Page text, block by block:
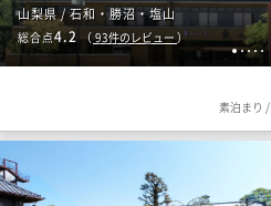
1234 5
山梨県 / 石和・勝沼・塩山
総合点4.2 （93件のレビュー）
素泊まり /